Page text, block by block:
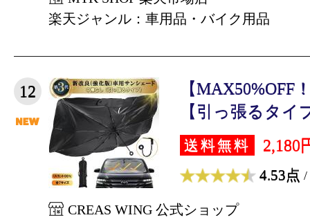
楽天ジャンル：車用品・バイク用品
12
【MAX50%OFF
【引っ張るタイ
送料無料 2,180
4.53点 /
CREAS WING 公式ショップ